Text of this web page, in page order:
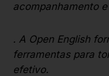
acompanhamento e
. A Open English
ferramentas para
efetivo.